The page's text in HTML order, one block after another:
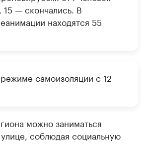
15 — скончались. В
находятся 55
самоизоляции с 12
можно заниматься
соблюдая социальную